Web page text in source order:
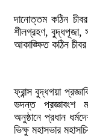
দানোত্তম কঠিন
শীলগ্রহণ, বুদ্ধপূজা,
আকাঙ্ক্ষিত কঠিন
ফ্রান্স বুদ্ধগয়া
ভদন্ত প্রজ্ঞাবংশ
অনুষ্ঠানে প্রধান
ভিক্ষু মহাসভার